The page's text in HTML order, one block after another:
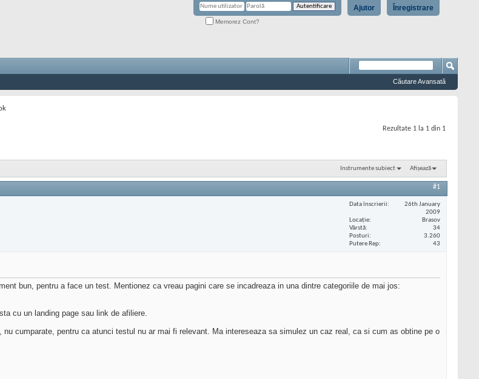
Înregistrare
Ajutor
Memorez Cont?
Căutare Avansată
Rezultate 1 la 1 din 1
Instrumente subiect Afișează
#1
Data înscrierii
26th January
2009
Locaţie
Brasov
Vârstă
34
Posturi
3.260
Putere Rep
43
bun, pentru a face un test. Mentionez ca vreau pagini care se incadreaza in una dintre categoriile de mai jos:
cu un landing page sau link de afiliere.
cumparate, pentru ca atunci testul nu ar mai fi relevant. Ma intereseaza sa simulez un caz real, ca si cum as obtine pe o